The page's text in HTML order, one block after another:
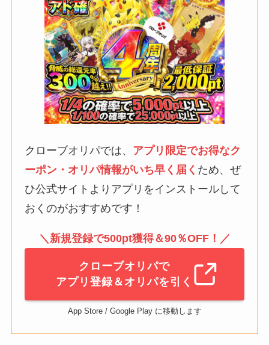
クローブオリパでは、 アプリ限定でお得なク
ーポン・オリパ情報がいち早く届く ため、ぜ
ひ公式サイトよりアプリをインストールして
おくのがおすすめです！
＼新規登録で500pt獲得＆90％OFF！／
クローブオリパで
アプリ登録＆オリパを引く
App Store / Google Play に移動します